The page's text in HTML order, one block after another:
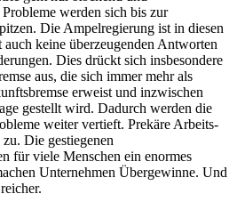
werden sich bis zur
Die Ampelregierung ist in diesen
auch keine überzeugenden Antworten
Dies drückt sich insbesondere
aus, die sich immer mehr als
erweist und inzwischen
gestellt wird. Dadurch werden die
weiter vertieft. Prekäre Arbeits-
Die gestiegenen
für viele Menschen ein enormes
Unternehmen Übergewinne. Und